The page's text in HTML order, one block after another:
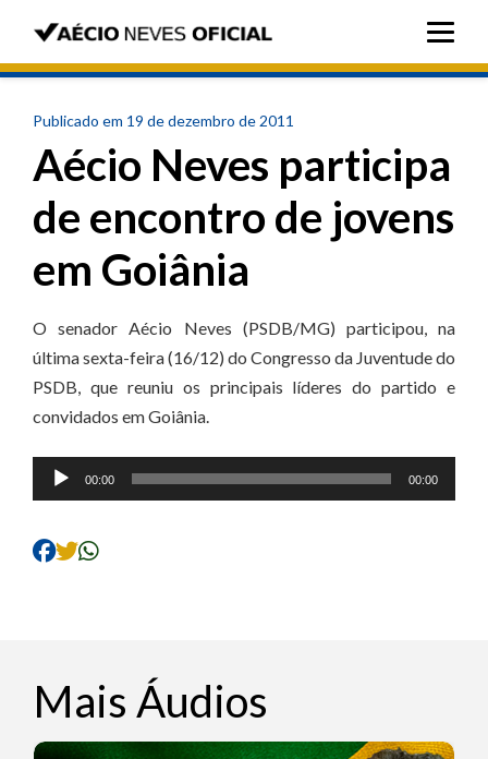
Publicado em 19 de dezembro de 2011
Aécio Neves participa
de encontro de jovens
em Goiânia
O senador Aécio Neves (PSDB/MG) participou, na
última sexta-feira (16/12) do Congresso da Juventude do
PSDB, que reuniu os principais líderes do partido e
convidados em Goiânia.
Tocador
de
00:00 00:00
Mais Áudios